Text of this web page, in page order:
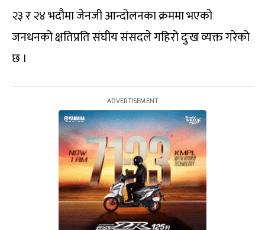
२३ र २४ भदौमा जेनजी आन्दोलनका क्रममा भएको
जनधनको क्षतिप्रति संघीय संसदले गहिरो दुःख व्यक्त गरेको
छ ।